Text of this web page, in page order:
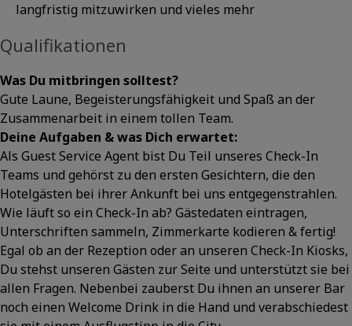
langfristig mitzuwirken und vieles mehr
Qualifikationen
Was Du mitbringen solltest?
Gute Laune, Begeisterungsfähigkeit und Spaß an der
Zusammenarbeit in einem tollen Team.
Deine Aufgaben & was Dich erwartet:
Als Guest Service Agent bist Du Teil unseres Check-In
Teams und gehörst zu den ersten Gesichtern, die den
Hotelgästen bei ihrer Ankunft bei uns entgegenstrahlen.
Wie läuft so ein Check-In ab? Gästedaten eintragen,
Unterschriften sammeln, Zimmerkarte kodieren & fertig!
Egal ob an der Rezeption oder an unseren Check-In Kiosks,
Du stehst unseren Gästen zur Seite und unterstützt sie bei
allen Fragen. Nebenbei zauberst Du ihnen an unserer Bar
noch einen Welcome Drink in die Hand und verabschiedest